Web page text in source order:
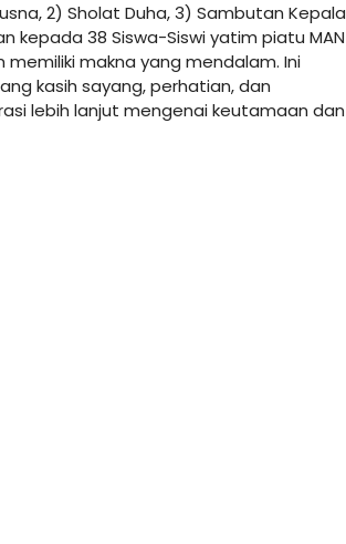
2) Sholat Duha, 3) Sambutan Kepala
kepada 38 Siswa-Siswi yatim piatu MAN
makna yang mendalam. Ini
kasih sayang, perhatian, dan
lebih lanjut mengenai keutamaan dan